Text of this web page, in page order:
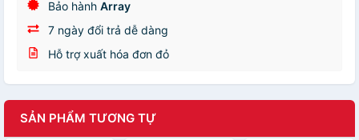
Bảo hành Array
7 ngày đổi trả dễ dàng
Hỗ trợ xuất hóa đơn đỏ
SẢN PHẨM TƯƠNG TỰ